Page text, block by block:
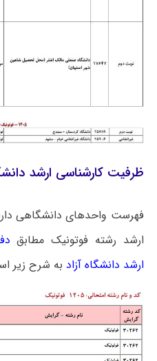
ظرفیت کارشناسی ارشد
فهرست واحدهای دانشگاهی
ارشد رشته فوتونیک مطابق
ارشد دانشگاه آزاد به شرح زیر